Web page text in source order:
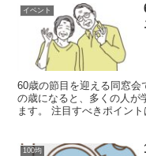
イベント
60歳の節目を迎える同窓会
の歳になると、多くの人が
ます。 注目すべきポイン
100均